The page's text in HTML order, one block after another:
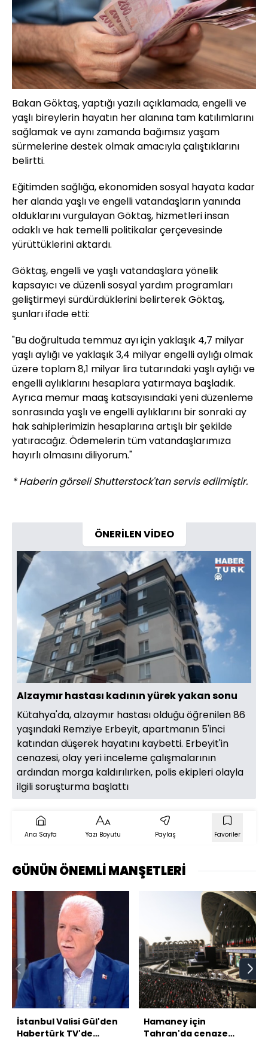
Bakan Göktaş, yaptığı yazılı açıklamada, engelli ve
yaşlı bireylerin hayatın her alanına tam katılımlarını
sağlamak ve aynı zamanda bağımsız yaşam
sürmelerine destek olmak amacıyla çalıştıklarını
belirtti.
Eğitimden sağlığa, ekonomiden sosyal hayata kadar
her alanda yaşlı ve engelli vatandaşların yanında
olduklarını vurgulayan Göktaş, hizmetleri insan
odaklı ve hak temelli politikalar çerçevesinde
yürüttüklerini aktardı.
Göktaş, engelli ve yaşlı vatandaşlara yönelik
kapsayıcı ve düzenli sosyal yardım programları
geliştirmeyi sürdürdüklerini belirterek Göktaş,
şunları ifade etti:
"Bu doğrultuda temmuz ayı için yaklaşık 4,7 milyar
yaşlı aylığı ve yaklaşık 3,4 milyar engelli aylığı olmak
üzere toplam 8,1 milyar lira tutarındaki yaşlı aylığı ve
engelli aylıklarını hesaplara yatırmaya başladık.
Ayrıca memur maaş katsayısındaki yeni düzenleme
sonrasında yaşlı ve engelli aylıklarını bir sonraki ay
hak sahiplerimizin hesaplarına artışlı bir şekilde
yatıracağız. Ödemelerin tüm vatandaşlarımıza
hayırlı olmasını diliyorum."
* Haberin görseli Shutterstock'tan servis edilmiştir.
ÖNERİLEN VİDEO
Sesi
Aç
Yüklendi:
100.00%
Oynatma
Hızı
Alzaymır hastası kadının yürek yakan sonu
Kütahya'da, alzaymır hastası olduğu öğrenilen 86
yaşındaki Remziye Erbeyit, apartmanın 5'inci
katından düşerek hayatını kaybetti. Erbeyit'in
cenazesi, olay yeri inceleme çalışmalarının
ardından morga kaldırılırken, polis ekipleri olayla
ilgili soruşturma başlattı
Ana Sayfa Yazı Boyutu Paylaş Favoriler
GÜNÜN ÖNEMLİ MANŞETLERİ
İstanbul Valisi Gül'den
Habertürk TV'de
Hamaney için
Tahran'da cenaze